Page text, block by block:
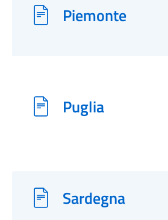
Piemonte
Puglia
Sardegna